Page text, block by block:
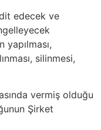
edecek ve
yapılması,
silinmesi,
vermiş olduğu
Şirket